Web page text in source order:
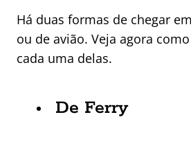
Há duas formas de chegar
ou de avião. Veja agora
cada uma delas.
De Ferry